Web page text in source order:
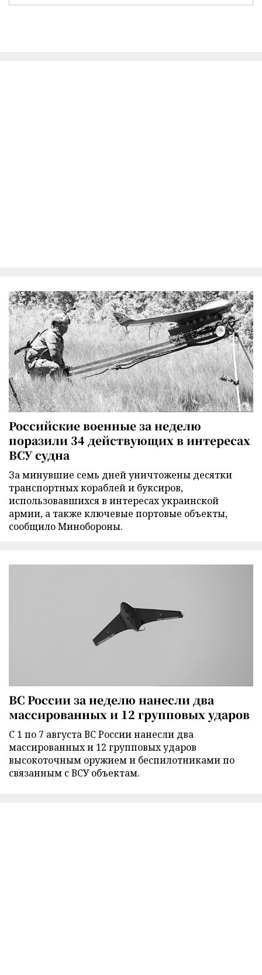
Российские военные за неделю
поразили 34 действующих в интересах
ВСУ судна
За минувшие семь дней уничтожены десятки
транспортных кораблей и буксиров,
использовавшихся в интересах украинской
армии, а также ключевые портовые объекты,
сообщило Минобороны.
ВС России за неделю нанесли два
массированных и 12 групповых ударов
С 1 по 7 августа ВС России нанесли два
массированных и 12 групповых ударов
высокоточным оружием и беспилотниками по
связанным с ВСУ объектам.